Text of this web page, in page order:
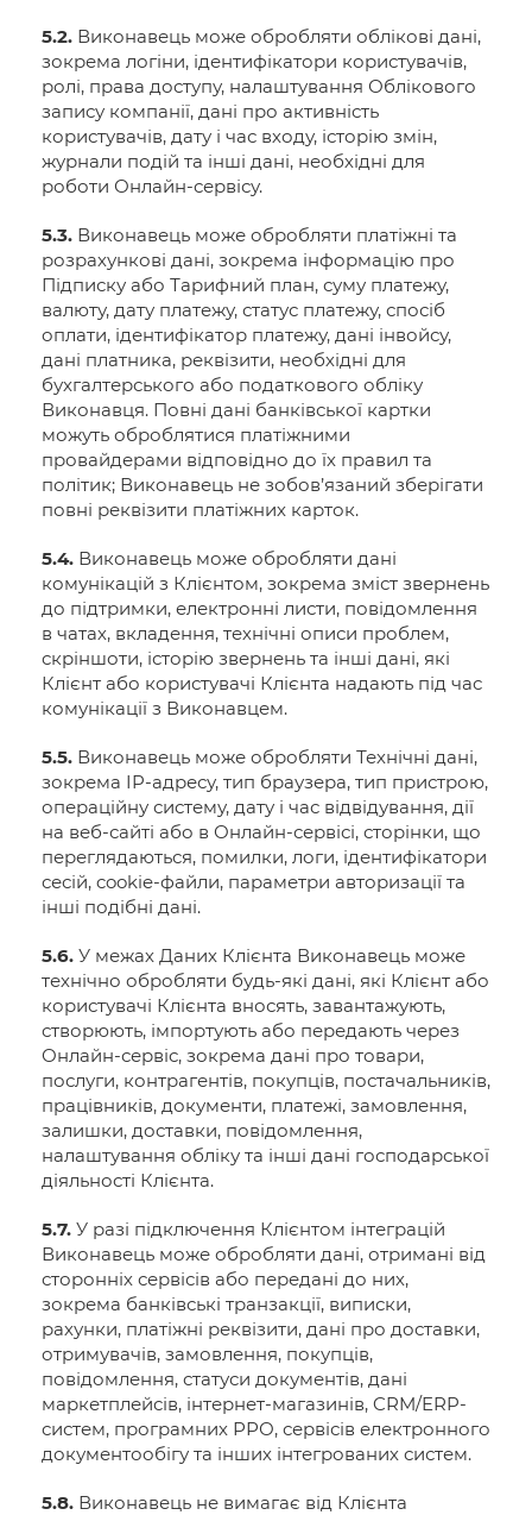
5.2. Виконавець може обробляти облікові дані,
зокрема логіни, ідентифікатори користувачів,
ролі, права доступу, налаштування Облікового
запису компанії, дані про активність
користувачів, дату і час входу, історію змін,
журнали подій та інші дані, необхідні для
роботи Онлайн-сервісу.
5.3. Виконавець може обробляти платіжні та
розрахункові дані, зокрема інформацію про
Підписку або Тарифний план, суму платежу,
валюту, дату платежу, статус платежу, спосіб
оплати, ідентифікатор платежу, дані інвойсу,
дані платника, реквізити, необхідні для
бухгалтерського або податкового обліку
Виконавця. Повні дані банківської картки
можуть оброблятися платіжними
провайдерами відповідно до їх правил та
політик; Виконавець не зобов’язаний зберігати
повні реквізити платіжних карток.
5.4. Виконавець може обробляти дані
комунікацій з Клієнтом, зокрема зміст звернень
до підтримки, електронні листи, повідомлення
в чатах, вкладення, технічні описи проблем,
скріншоти, історію звернень та інші дані, які
Клієнт або користувачі Клієнта надають під час
комунікації з Виконавцем.
5.5. Виконавець може обробляти Технічні дані,
зокрема IP-адресу, тип браузера, тип пристрою,
операційну систему, дату і час відвідування, дії
на веб-сайті або в Онлайн-сервісі, сторінки, що
переглядаються, помилки, логи, ідентифікатори
сесій, cookie-файли, параметри авторизації та
інші подібні дані.
5.6. У межах Даних Клієнта Виконавець може
технічно обробляти будь-які дані, які Клієнт або
користувачі Клієнта вносять, завантажують,
створюють, імпортують або передають через
Онлайн-сервіс, зокрема дані про товари,
послуги, контрагентів, покупців, постачальників,
працівників, документи, платежі, замовлення,
залишки, доставки, повідомлення,
налаштування обліку та інші дані господарської
діяльності Клієнта.
5.7. У разі підключення Клієнтом інтеграцій
Виконавець може обробляти дані, отримані від
сторонніх сервісів або передані до них,
зокрема банківські транзакції, виписки,
рахунки, платіжні реквізити, дані про доставки,
отримувачів, замовлення, покупців,
повідомлення, статуси документів, дані
маркетплейсів, інтернет-магазинів, CRM/ERP-
систем, програмних РРО, сервісів електронного
документообігу та інших інтегрованих систем.
5.8. Виконавець не вимагає від Клієнта